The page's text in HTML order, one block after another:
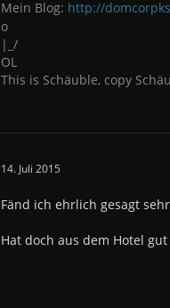
Mein Blog: http://
o
|_/
OL
This is Schäuble, copy
14. Juli 2015
Fänd ich ehrlich gesagt
Hat doch aus dem Hotel